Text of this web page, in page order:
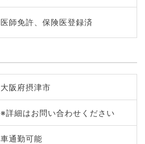
医師免許、保険医登録済
大阪府摂津市
※詳細はお問い合わせください
車通勤可能